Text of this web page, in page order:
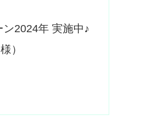
2024年 実施中♪
）